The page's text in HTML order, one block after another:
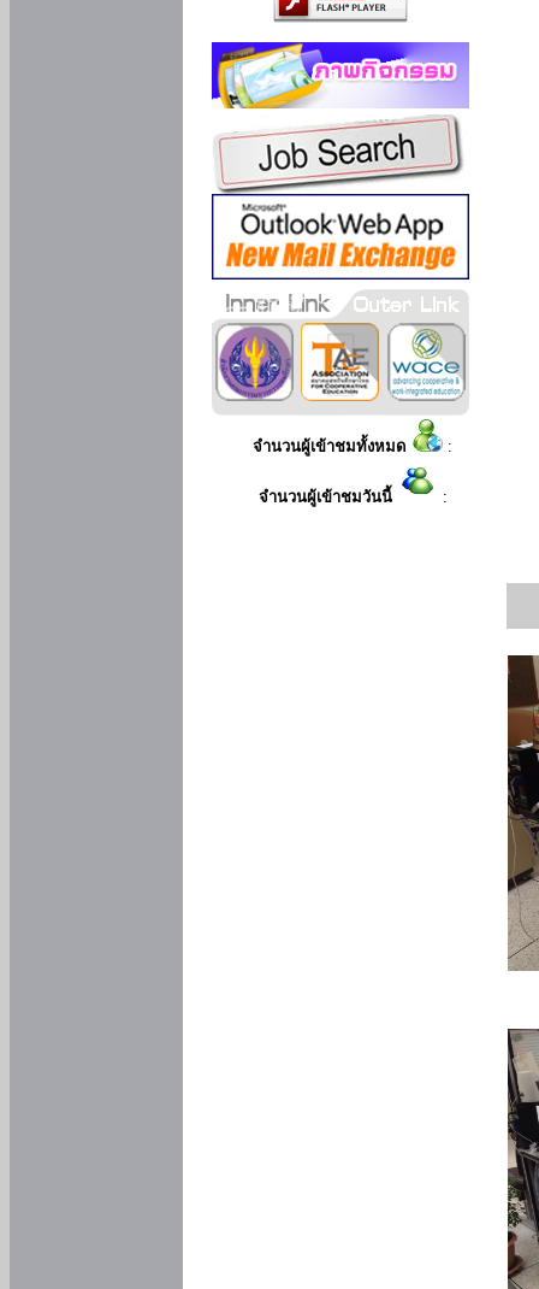
จำนวนผู้เข้าชมทั้งหมด :
จำนวนผู้เข้าชมวันนี้ :